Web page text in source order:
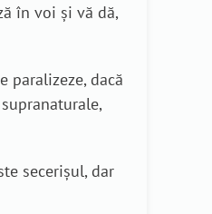
în voi şi vă dă,
paralizeze, dacă
secerişul, dar